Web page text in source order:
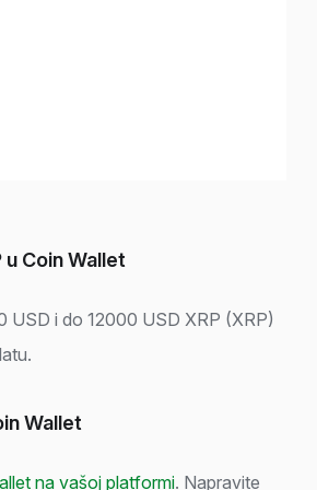
u Coin Wallet
USD i do 12000 USD XRP (XRP)
Wallet
na vašoj platformi. Napravite